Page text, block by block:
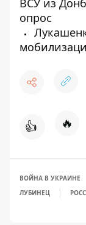
ВСУ из
опрос
👍 🔥
ВОЙНА В УКРАИНЕ
ЛУБИНЕЦ